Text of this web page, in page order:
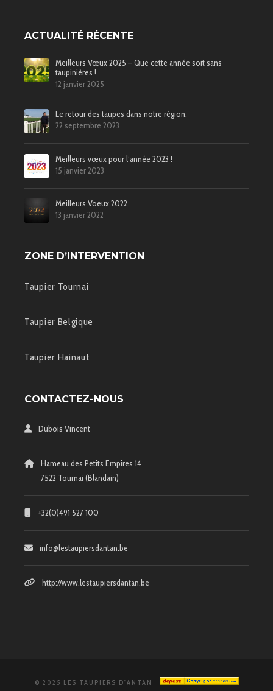
ACTUALITÉ RÉCENTE
Meilleurs Vœux 2025 – Que cette année soit sans
taupinières !
12 janvier 2025
Le retour des taupes dans notre région.
22 septembre 2023
Meilleurs vœux pour l’année 2023 !
15 janvier 2023
Meilleurs Voeux 2022
13 janvier 2022
ZONE D’INTERVENTION
Taupier Tournai
Taupier Belgique
Taupier Hainaut
CONTACTEZ-NOUS
Dubois Vincent
Hameau des Petits Empires 14
7522 Tournai (Blandain)
+32(0)491 527 100
info@lestaupiersdantan.be
http://www.lestaupiersdantan.be
© 2025 LES TAUPIERS D'ANTAN